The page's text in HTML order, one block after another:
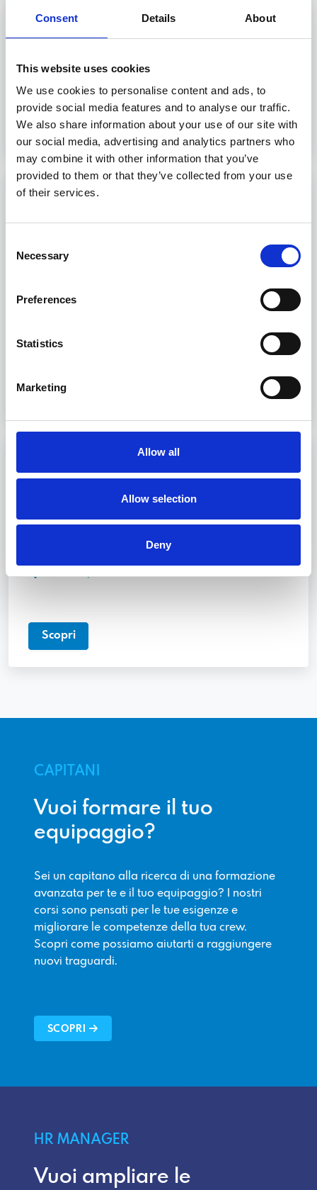
Consent Details About
This website uses cookies
We use cookies to personalise content and ads, to
provide social media features and to analyse our traffic.
We also share information about your use of our site with
our social media, advertising and analytics partners who
may combine it with other information that you’ve
provided to them or that they’ve collected from your use
of their services.
Selection
Necessary
Preferences
Statistics
Marketing
Allow all
Allow selection
Deny
Yachting di lusso.
40 ore
Scopri
GUEST UNIT 02: Basic food & beverage
Corso GUEST: Eccellenza nel servizio per Yachting
di lusso. Impara ad offrire un'esperienza
Scopri
GUEST UNIT 32: Basic housekeeping &
laundry services
con il nostro corso GUEST di servizio a bordo.
Livorno, Genova
Scopri
CAPITANI
Vuoi formare il tuo
equipaggio?
Sei un capitano alla ricerca di una formazione
avanzata per te e il tuo equipaggio? I nostri
corsi sono pensati per le tue esigenze e
migliorare le competenze della tua crew.
Scopri come possiamo aiutarti a raggiungere
nuovi traguardi.
SCOPRI
HR MANAGER
Vuoi ampliare le